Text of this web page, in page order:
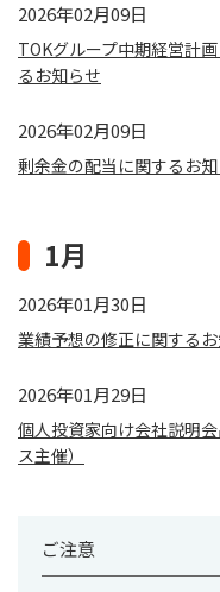
2026年02月09日
TOKグループ中期経営計
るお知らせ
2026年02月09日
剰余金の配当に関するお
1月
2026年01月30日
業績予想の修正に関する
2026年01月29日
個人投資家向け会社説明
ス主催）
ご注意